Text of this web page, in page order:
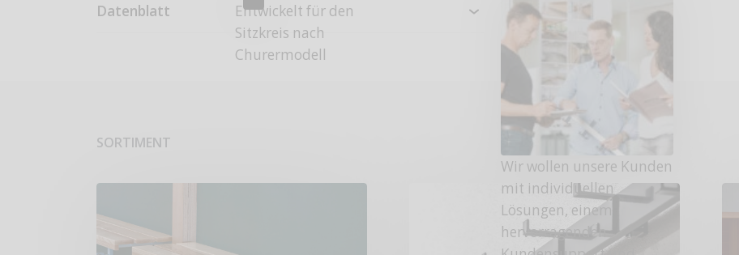
Entwickelt für den
Sitzkreis nach
Churermodell
Wir wollen unsere Kunden
mit individuellen
Lösungen, einem
hervorragenden
Datenblatt
SORTIMENT